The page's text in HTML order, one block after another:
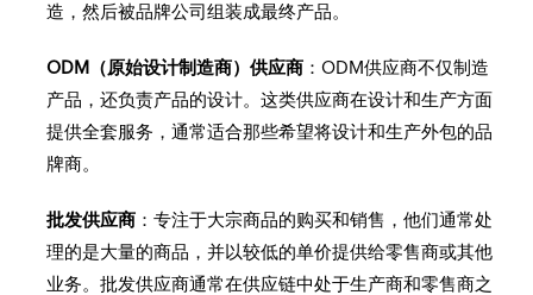
造，然后被品牌公司组装成最终产品。
ODM（原始设计制造商）供应商 ：ODM供应商不仅制造
产品，还负责产品的设计。这类供应商在设计和生产方面
提供全套服务，通常适合那些希望将设计和生产外包的品
牌商。
批发供应商 ：专注于大宗商品的购买和销售，他们通常处
理的是大量的商品，并以较低的单价提供给零售商或其他
业务。批发供应商通常在供应链中处于生产商和零售商之